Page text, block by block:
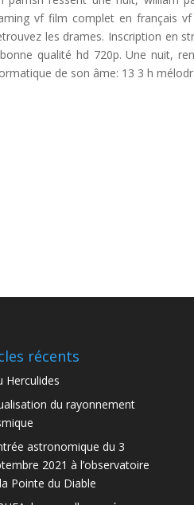
vf film complet en français
les drames. Inscription en
qualité hd 720p. Une nuit,
de son âme: 13 3 h
récents
Herculides
du rayonnement
astronomique du 3
2021 à l’observatoire
Pointe du Diable